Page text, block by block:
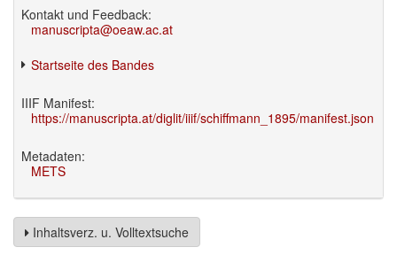
Kontakt und Feedback:
manuscripta@oeaw.ac.at
Startseite des Bandes
IIIF Manifest:
https://manuscripta.at/diglit/iiif/schiffmann_1895/manifest.json
Metadaten:
METS
Inhaltsverz. u. Volltextsuche